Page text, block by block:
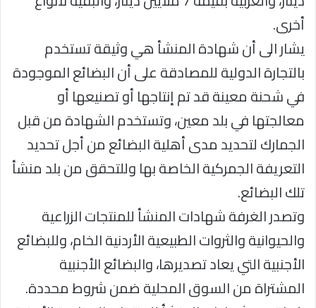
أخرى.
يشار الى أن شهادة المنشأ هي وثيقة تستخدم
بالتجارة الدولية للمصادقة على أن البضائع الموجودة
في شحنة معينة قد تم إنتاجها أو تصنيعها أو
معالجتها في بلد معين، وتستخدم الشهادة من قبل
الجمارك لتحديد مدى أهلية البضائع من أجل تحديد
التعريفة الجمركية الخاصة بها وللتحقق من بلد منشأ
تلك البضائع.
وتصدر الغرفة شهادات المنشأ للمنتجات الزراعية
والحيوانية والثروات الطبيعية الأردنية الخام، وللبضائع
الأجنبية التي يعاد تصديرها، والبضائع الأجنبية
المشتراة من السوق المحلية ضمن شروط محددة.